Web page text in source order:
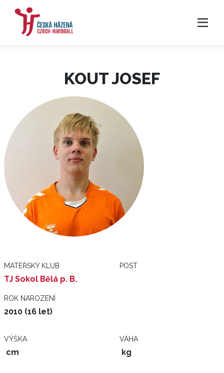
KOUT JOSEF
MATEŘSKÝ KLUB
TJ Sokol Bělá p. B.
POST
ROK NAROZENÍ
2010 (16 let)
VÝŠKA
cm
VÁHA
kg